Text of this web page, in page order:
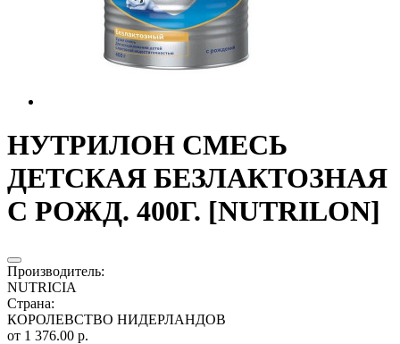
НУТРИЛОН СМЕСЬ
ДЕТСКАЯ БЕЗЛАКТОЗНАЯ
С РОЖД. 400Г. [NUTRILON]
Производитель:
NUTRICIA
Страна:
КОРОЛЕВСТВО НИДЕРЛАНДОВ
от 1 376.00 р.